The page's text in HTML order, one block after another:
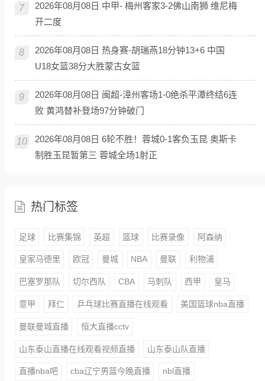
7
2026年08月08日 中甲- 梅州客家3-2佛山南狮 维尼梅
开二度
8
2026年08月08日 热身赛-胡瑞燕18分钟13+6 中国
U18女篮38分大胜蒙古女篮
9
2026年08月08日 闽超-漳州客场1-0绝杀平潭终结6连
败 黄鸿替补登场97分钟破门
10
2026年08月08日 6轮不胜！蓉城0-1客负玉昆 奥斯卡
制胜玉昆暂第三 蓉城全场1射正
热门标签
足球 比赛集锦 英超 篮球 比赛录像 阿森纳
皇家马德里 欧冠 曼城 NBA 曼联 利物浦
巴塞罗那队 切尔西队 CBA 马刺队 西甲 皇马
意甲 拜仁 乒乓球比赛直播在线观看 美国篮球nba直播
曼联曼城直播 恒大直播cctv
山东泰山直播在线观看视频直播 山东泰山队直播
直播nba吧 cba辽宁男篮今晚直播 nbl直播